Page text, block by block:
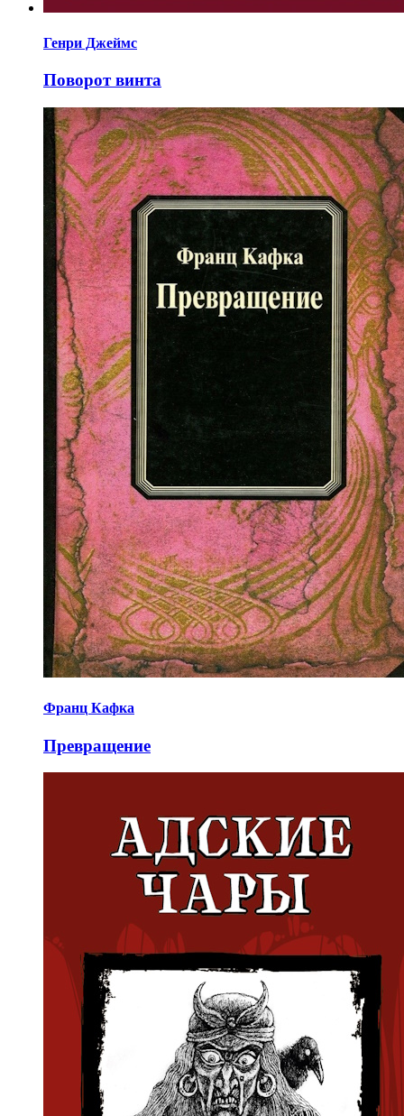
Генри Джеймс
Поворот винта
Франц Кафка
Превращение